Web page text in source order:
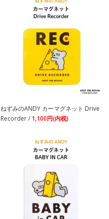
ねずみのANDY カーマグネット Drive
Recorder / 1,100円(内税)